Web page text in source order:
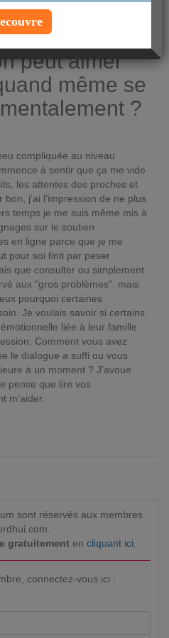
le 21-05-2026 à 19:09
peut aimer
même se
?
compliquée au niveau
à sentir que ça me vide
les attentes des proches et
j’ai l’impression de ne plus
temps je me suis même mis à
sur le soutien
en ligne parce que je me
pour soi finit par peser
que consulter ou simplement
aux "gros problèmes", mais
pourquoi certaines
Je voulais savoir si certains
liée à leur famille
Comment vous avez
le dialogue a suffi ou vous
à un moment ? J’avoue
pense que lire vos
m’aider.
sont réservés aux membres
gratuitementen cliquant ici
connectez-vous ici :